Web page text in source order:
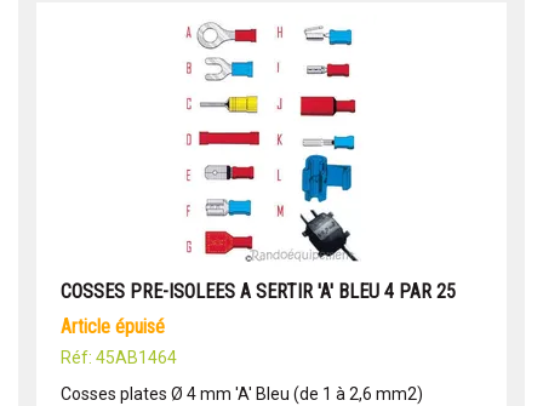
COSSES PRE-ISOLEES A SERTIR 'A' BLEU 4 PAR 25
article épuisé
Réf: 45AB1464
Cosses plates Ø 4 mm 'A' Bleu (de 1 à 2,6 mm2)